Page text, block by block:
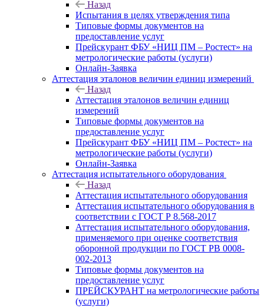
Назад
Испытания в целях утверждения типа
Типовые формы документов на
предоставление услуг
Прейскурант ФБУ «НИЦ ПМ – Ростест» на
метрологические работы (услуги)
Онлайн-Заявка
Аттестация эталонов величин единиц измерений
Назад
Аттестация эталонов величин единиц
измерений
Типовые формы документов на
предоставление услуг
Прейскурант ФБУ «НИЦ ПМ – Ростест» на
метрологические работы (услуги)
Онлайн-Заявка
Аттестация испытательного оборудования
Назад
Аттестация испытательного оборудования
Аттестация испытательного оборудования в
соответствии с ГОСТ Р 8.568-2017
Аттестация испытательного оборудования,
применяемого при оценке соответствия
оборонной продукции по ГОСТ РВ 0008-
002-2013
Типовые формы документов на
предоставление услуг
ПРЕЙСКУРАНТ на метрологические работы
(услуги)